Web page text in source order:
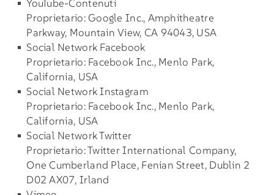
YouTube-Contenuti
Proprietario: Google Inc., Amphitheatre
Parkway, Mountain View, CA 94043, USA
Social Network Facebook
Proprietario: Facebook Inc., Menlo Park,
California, USA
Social Network Instagram
Proprietario: Facebook Inc., Menlo Park,
California, USA
Social Network Twitter
Proprietario: Twitter International Company,
One Cumberland Place, Fenian Street, Dublin 2
D02 AX07, Irland